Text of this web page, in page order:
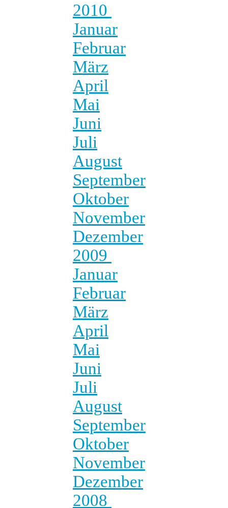
2010
Januar
Februar
März
April
Mai
Juni
Juli
August
September
Oktober
November
Dezember
2009
Januar
Februar
März
April
Mai
Juni
Juli
August
September
Oktober
November
Dezember
2008